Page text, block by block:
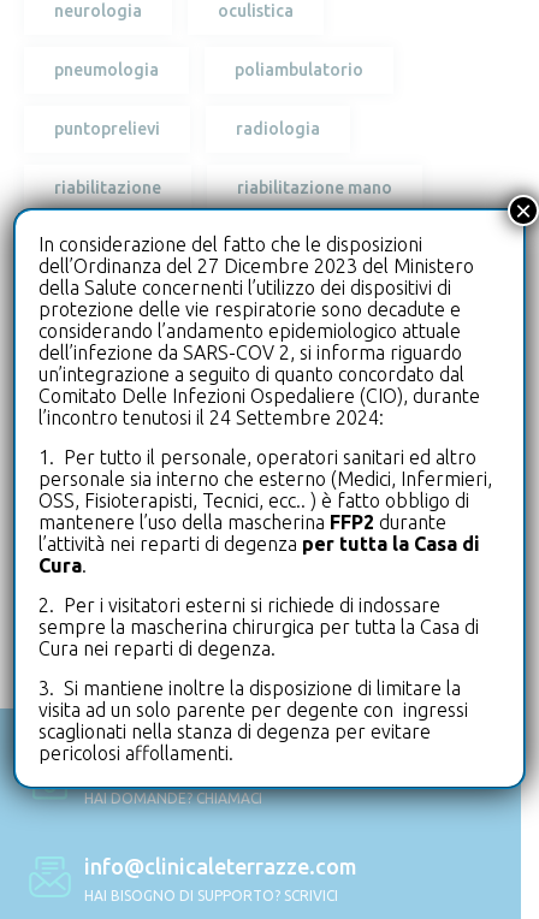
neurologia oculistica
pneumologia poliambulatorio
puntoprelievi radiologia
riabilitazione riabilitazione mano
ricercabiologo ricercapersonale
risonanza serviziosanitarioregionale
specializzazione ssr tac
tamponerapido testantigenico
testantigenicorapido testrapido
urologia varese virologia
visite
HAI DOMANDE? CHIAMACI
info@clinicaleterrazze.com
HAI BISOGNO DI SUPPORTO? SCRIVICI
In considerazione del fatto che le disposizioni
dell’Ordinanza del 27 Dicembre 2023 del Ministero
della Salute concernenti l’utilizzo dei dispositivi di
protezione delle vie respiratorie sono decadute e
considerando l’andamento epidemiologico attuale
dell’infezione da SARS-COV 2, si informa riguardo
un’integrazione a seguito di quanto concordato dal
Comitato Delle Infezioni Ospedaliere (CIO), durante
l’incontro tenutosi il 24 Settembre 2024:
1. Per tutto il personale, operatori sanitari ed altro
personale sia interno che esterno (Medici, Infermieri,
OSS, Fisioterapisti, Tecnici, ecc.. ) è fatto obbligo di
mantenere l’uso della mascherina FFP2 durante
l’attività nei reparti di degenza per tutta la Casa di
Cura.
2. Per i visitatori esterni si richiede di indossare
sempre la mascherina chirurgica per tutta la Casa di
Cura nei reparti di degenza.
3. Si mantiene inoltre la disposizione di limitare la
visita ad un solo parente per degente con ingressi
scaglionati nella stanza di degenza per evitare
pericolosi affollamenti.
×